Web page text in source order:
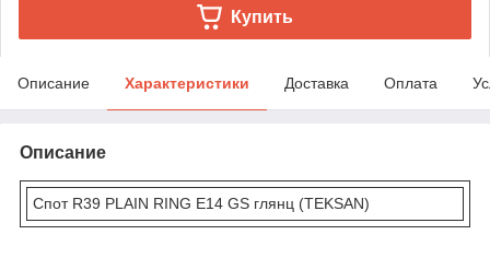
Купить
Описание Характеристики Доставка Оплата
Описание
Спот R39 PLAIN RING E14 GS глянц (TEKSAN)